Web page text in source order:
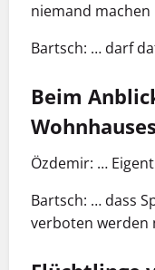
niemand machen
Bartsch: … darf
Beim
Özdemir: …
Bartsch: … dass
verboten werden